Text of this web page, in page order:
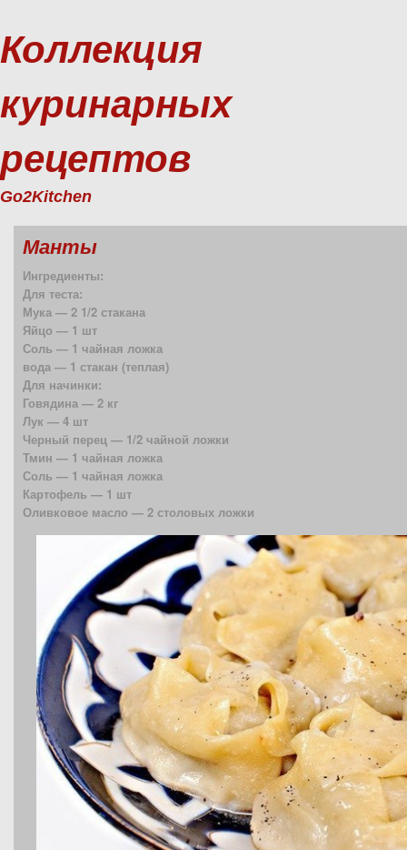
Коллекция
куринарных
рецептов
Go2Kitchen
Манты
Ингредиенты:
Для теста:
Мука — 2 1/2 стакана
Яйцо — 1 шт
Соль — 1 чайная ложка
вода — 1 стакан (теплая)
Для начинки:
Говядина — 2 кг
Лук — 4 шт
Черный перец — 1/2 чайной ложки
Тмин — 1 чайная ложка
Соль — 1 чайная ложка
Картофель — 1 шт
Оливковое масло — 2 столовых ложки